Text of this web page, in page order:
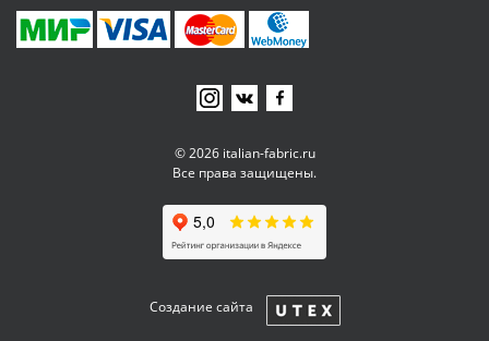
© 2026 italian-fabric.ru
Все права защищены.
Создание сайта